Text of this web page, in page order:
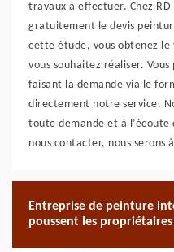
travaux à effectuer. Chez RD
gratuitement le devis
cette étude, vous obtenez
vous souhaitez réaliser.
faisant la demande via le
directement notre service.
toute demande et à l’écoute
nous contacter, nous serons
Entreprise de peinture
poussent les propriétaires